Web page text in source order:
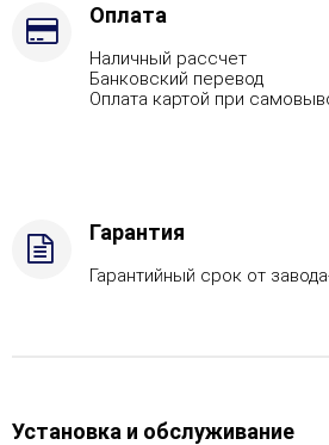
Футеровка,
Марка
Подготовка,
Боковой
Оплата
Наличный рассчет
Банковский перевод
Оплата картой при
Гарантия
Гарантийный срок от
Установка и обслуживание